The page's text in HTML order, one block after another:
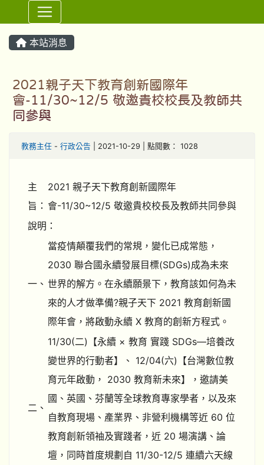
⏸
本站消息
2021親子天下教育創新國際年
會-11/30~12/5 敬邀貴校校長及教師共
同參與
教務主任 - 行政公告 | 2021-10-29 | 點閱數： 1028
主
旨：
2021 親子天下教育創新國際年
會-11/30~12/5 敬邀貴校校長及教師共同參與
說明：
一、
當疫情顛覆我們的常規，變化已成常態，
2030 聯合國永續發展目標(SDGs)成為未來
世界的解方。在永續願景下，教育該如何為未
來的人才做準備?親子天下 2021 教育創新國
際年會，將啟動永續 X 教育的創新方程式。
二、
11/30(二)【永續 × 教育 實踐 SDGs—培養改
變世界的行動者】、 12/04(六)【台灣數位教
育元年啟動， 2030 教育新未來】，邀請美
國、英國、芬蘭等全球教育專家學者，以及來
自教育現場、產業界、非營利機構等近 60 位
教育創新領袖及實踐者，近 20 場演講、論
壇，同時首度規劃自 11/30-12/5 連續六天線